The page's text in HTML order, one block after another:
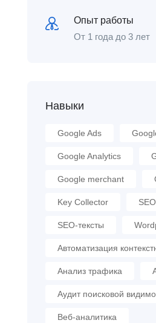
Опыт работы
От 1 года до 3 лет
Навыки
Google Ads
Google Analytics
Google merchant
Key Collector SEO
SEO-тексты
Автоматизация
Анализ трафика
Аудит поисковой
Веб-аналитика